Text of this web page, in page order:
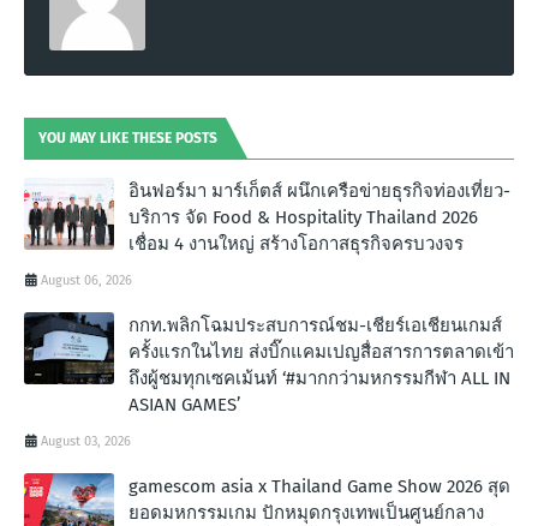
YOU MAY LIKE THESE POSTS
อินฟอร์มา มาร์เก็ตส์ ผนึกเครือข่ายธุรกิจท่องเที่ยว-
บริการ จัด Food & Hospitality Thailand 2026
เชื่อม 4 งานใหญ่ สร้างโอกาสธุรกิจครบวงจร
August 06, 2026
กกท.พลิกโฉมประสบการณ์ชม-เชียร์เอเชียนเกมส์
ครั้งแรกในไทย ส่งบิ๊กแคมเปญสื่อสารการตลาดเข้า
ถึงผู้ชมทุกเซคเม้นท์ ‘#มากกว่ามหกรรมกีฬา ALL IN
ASIAN GAMES’
August 03, 2026
gamescom asia x Thailand Game Show 2026 สุด
ยอดมหกรรมเกม ปักหมุดกรุงเทพเป็นศูนย์กลาง